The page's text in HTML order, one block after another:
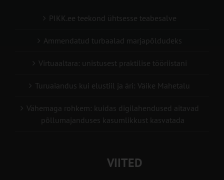
PIKK.ee teekond ühtsesse teabesalve
Ammendatud turbaalad marjapõldudeks
Virtuaaltara: unistusest praktilise tööriistani
Turuaiandus kui elustiil ja äri: Väike Mahetalu
Vähemaga rohkem: kuidas digilahendused aitavad
põllumajanduses kasumlikkust kasvatada
VIITED